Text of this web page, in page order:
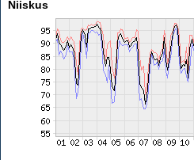
Niiskus